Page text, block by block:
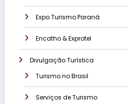
Expo Turismo Paraná
Encatho & Exprotel
Divulgação Turística
Turismo no Brasil
Serviços de Turismo